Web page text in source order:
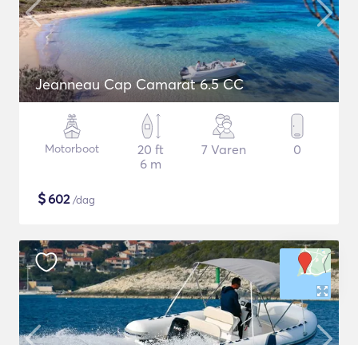
Jeanneau Cap Camarat 6.5 CC
Motorboot
20 ft
6 m
7 Varen 0
$602/dag